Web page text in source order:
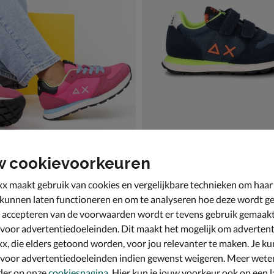
Ally Solid
voor € 55,99
Sun 68 Tom Fluo
vanaf € 64,99
v.a.64,99
cookievoorkeuren
maakt gebruik van cookies en vergelijkbare technieken om
laten functioneren en om te analyseren hoe deze wordt
van de voorwaarden wordt er tevens gebruik
advertentiedoeleinden. Dit maakt het mogelijk om
die elders getoond worden, voor jou relevanter te maken. Je
advertentiedoeleinden indien gewenst weigeren. Meer